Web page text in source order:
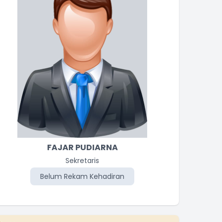
FAJAR PUDIARNA
Sekretaris
Belum Rekam Kehadiran